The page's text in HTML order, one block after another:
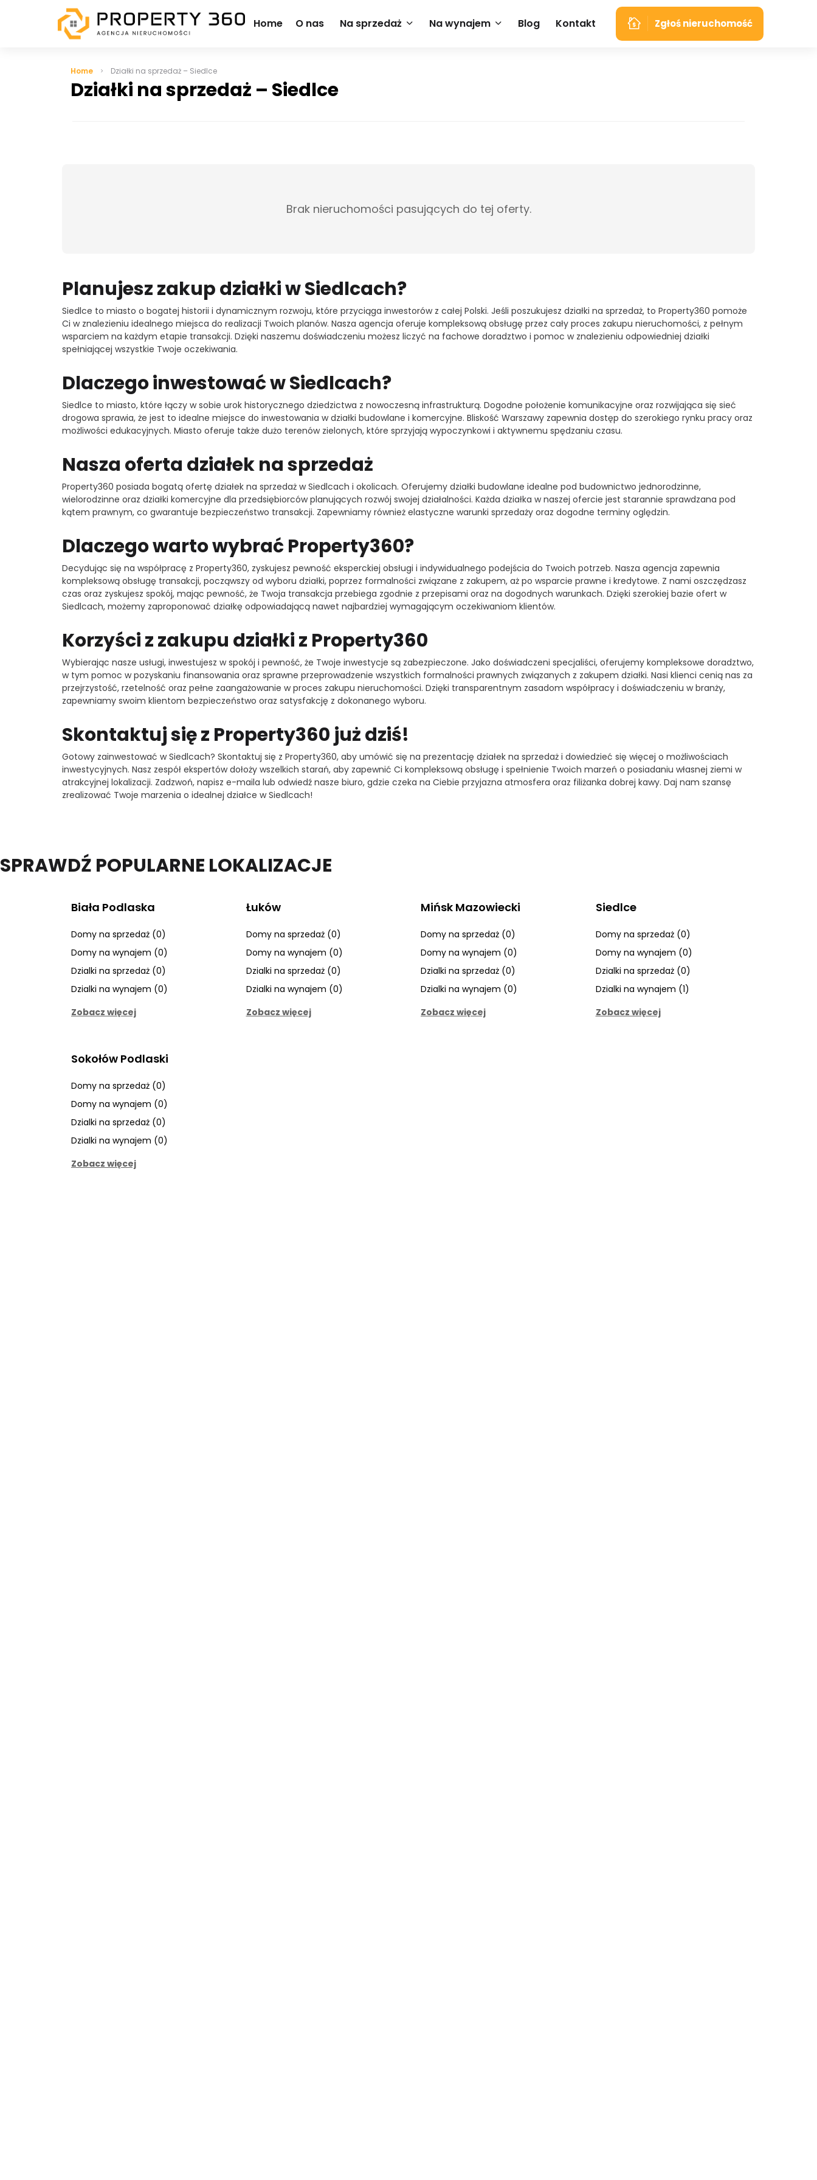
Home O nas Na sprzedaż Na wynajem Blog Kontakt Zgłoś nieruchomość
Home Działki na sprzedaż – Siedlce
Działki na sprzedaż – Siedlce
Brak nieruchomości pasujących do tej oferty.
Planujesz zakup działki w Siedlcach?
Siedlce to miasto o bogatej historii i dynamicznym rozwoju, które przyciąga inwestorów z całej Polski. Jeśli poszukujesz działki na sprzedaż, to Property360 pomoże
Ci w znalezieniu idealnego miejsca do realizacji Twoich planów. Nasza agencja oferuje kompleksową obsługę przez cały proces zakupu nieruchomości, z pełnym
wsparciem na każdym etapie transakcji. Dzięki naszemu doświadczeniu możesz liczyć na fachowe doradztwo i pomoc w znalezieniu odpowiedniej działki
spełniającej wszystkie Twoje oczekiwania.
Dlaczego inwestować w Siedlcach?
Siedlce to miasto, które łączy w sobie urok historycznego dziedzictwa z nowoczesną infrastrukturą. Dogodne położenie komunikacyjne oraz rozwijająca się sieć
drogowa sprawia, że jest to idealne miejsce do inwestowania w działki budowlane i komercyjne. Bliskość Warszawy zapewnia dostęp do szerokiego rynku pracy oraz
możliwości edukacyjnych. Miasto oferuje także dużo terenów zielonych, które sprzyjają wypoczynkowi i aktywnemu spędzaniu czasu.
Nasza oferta działek na sprzedaż
Property360 posiada bogatą ofertę działek na sprzedaż w Siedlcach i okolicach. Oferujemy działki budowlane idealne pod budownictwo jednorodzinne,
wielorodzinne oraz działki komercyjne dla przedsiębiorców planujących rozwój swojej działalności. Każda działka w naszej ofercie jest starannie sprawdzana pod
kątem prawnym, co gwarantuje bezpieczeństwo transakcji. Zapewniamy również elastyczne warunki sprzedaży oraz dogodne terminy oględzin.
Dlaczego warto wybrać Property360?
Decydując się na współpracę z Property360, zyskujesz pewność eksperckiej obsługi i indywidualnego podejścia do Twoich potrzeb. Nasza agencja zapewnia
kompleksową obsługę transakcji, począwszy od wyboru działki, poprzez formalności związane z zakupem, aż po wsparcie prawne i kredytowe. Z nami oszczędzasz
czas oraz zyskujesz spokój, mając pewność, że Twoja transakcja przebiega zgodnie z przepisami oraz na dogodnych warunkach. Dzięki szerokiej bazie ofert w
Siedlcach, możemy zaproponować działkę odpowiadającą nawet najbardziej wymagającym oczekiwaniom klientów.
Korzyści z zakupu działki z Property360
Wybierając nasze usługi, inwestujesz w spokój i pewność, że Twoje inwestycje są zabezpieczone. Jako doświadczeni specjaliści, oferujemy kompleksowe doradztwo,
w tym pomoc w pozyskaniu finansowania oraz sprawne przeprowadzenie wszystkich formalności prawnych związanych z zakupem działki. Nasi klienci cenią nas za
przejrzystość, rzetelność oraz pełne zaangażowanie w proces zakupu nieruchomości. Dzięki transparentnym zasadom współpracy i doświadczeniu w branży,
zapewniamy swoim klientom bezpieczeństwo oraz satysfakcję z dokonanego wyboru.
Skontaktuj się z Property360 już dziś!
Gotowy zainwestować w Siedlcach? Skontaktuj się z Property360, aby umówić się na prezentację działek na sprzedaż i dowiedzieć się więcej o możliwościach
inwestycyjnych. Nasz zespół ekspertów dołoży wszelkich starań, aby zapewnić Ci kompleksową obsługę i spełnienie Twoich marzeń o posiadaniu własnej ziemi w
atrakcyjnej lokalizacji. Zadzwoń, napisz e-maila lub odwiedź nasze biuro, gdzie czeka na Ciebie przyjazna atmosfera oraz filiżanka dobrej kawy. Daj nam szansę
zrealizować Twoje marzenia o idealnej działce w Siedlcach!
SPRAWDŹ POPULARNE LOKALIZACJE
Biała Podlaska
Domy na sprzedaż (0)
Domy na wynajem (0)
Dzialki na sprzedaż (0)
Dzialki na wynajem (0)
Zobacz więcej
Łuków
Domy na sprzedaż (0)
Domy na wynajem (0)
Dzialki na sprzedaż (0)
Dzialki na wynajem (0)
Zobacz więcej
Mińsk Mazowiecki
Domy na sprzedaż (0)
Domy na wynajem (0)
Dzialki na sprzedaż (0)
Dzialki na wynajem (0)
Zobacz więcej
Siedlce
Domy na sprzedaż (0)
Domy na wynajem (0)
Dzialki na sprzedaż (0)
Dzialki na wynajem (1)
Zobacz więcej
Sokołów Podlaski
Domy na sprzedaż (0)
Domy na wynajem (0)
Dzialki na sprzedaż (0)
Dzialki na wynajem (0)
Zobacz więcej